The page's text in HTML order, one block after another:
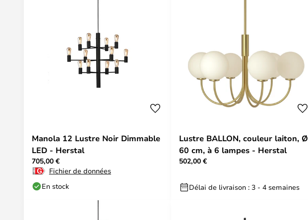
Manola 12 Lustre Noir Dimmable
LED - Herstal
705,00 €
Fichier de données
En stock
Lustre BALLON, couleur laiton, Ø
60 cm, à 6 lampes - Herstal
502,00 €
Délai de livraison : 3 - 4 semaines